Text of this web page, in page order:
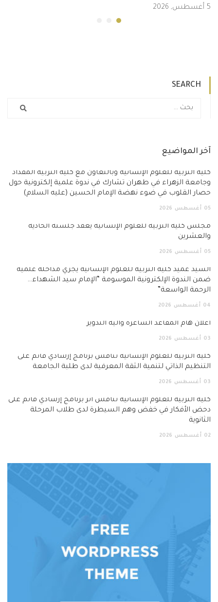
5 أغسطس, 2026
SEARCH
آخر المواضيع
كلية التربية للعلوم الإنسانية وبالتعاون مع كلية التربية المقداد
وجامعة الزهراء في طهران تشارك في ندوة علمية إلكترونية حول
حصار القلوب في ضوء نهضة الإمام الحسين (عليه السلام)
05 أغسطس 2026
مجلس كلية التربية للعلوم الإنسانية يعقد جلسته الحادية
والعشرين
05 أغسطس 2026
السيد عميد كلية التربية للعلوم الإنسانية يجري مداخلة علمية
ضمن الندوة الإلكترونية الموسومة “الإمام سيد الشهداء…
الرحمة الواسعة”
04 أغسطس 2026
اعلان هام المقاعد الشاغرة وآلية التدوير
03 أغسطس 2026
كلية التربية للعلوم الإنسانية تناقش برنامج إرشادي قائم على
التنظيم الذاتي لتنمية الثقة المعرفية لدى طلبة الجامعة
03 أغسطس 2026
كلية التربية للعلوم الإنسانية تناقش أثر برنامج إرشادي قائم على
دحض الأفكار في خفض وهم السيطرة لدى طلاب المرحلة
الثانوية
02 أغسطس 2026